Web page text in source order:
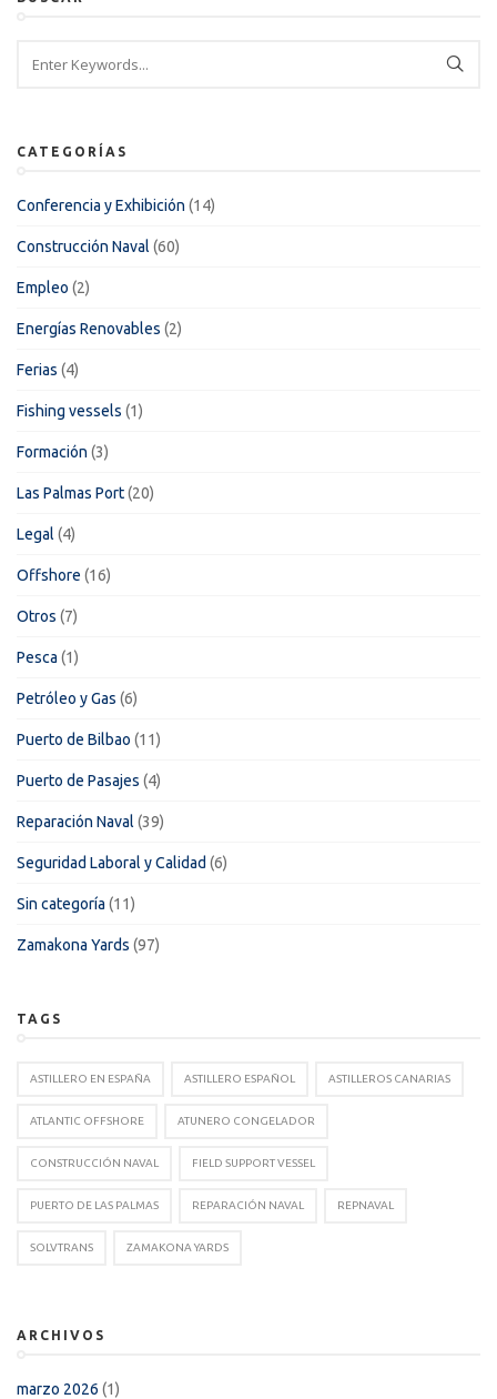
CATEGORÍAS
Conferencia y Exhibición (14)
Construcción Naval (60)
Empleo (2)
Energías Renovables (2)
Ferias (4)
Fishing vessels (1)
Formación (3)
Las Palmas Port(20)
Legal (4)
Offshore (16)
Otros (7)
Pesca (1)
Petróleo y Gas (6)
Puerto de Bilbao (11)
Puerto de Pasajes (4)
Reparación Naval (39)
Seguridad Laboral y Calidad (6)
Sin categoría (11)
Zamakona Yards (97)
TAGS
ASTILLERO EN ESPAÑA ASTILLERO ESPAÑOL ASTILLEROS CANARIAS
ATLANTIC OFFSHORE ATUNERO CONGELADOR
CONSTRUCCIÓN NAVAL FIELD SUPPORT VESSEL
PUERTO DE LAS PALMAS REPARACIÓN NAVAL REPNAVAL
SOLVTRANS ZAMAKONA YARDS
ARCHIVOS
marzo 2026 (1)